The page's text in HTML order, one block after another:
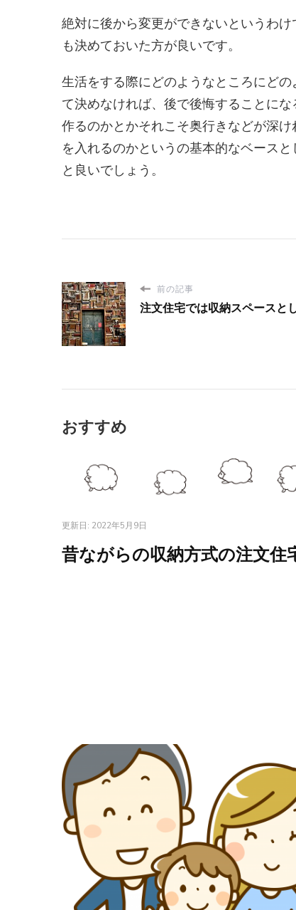
絶対に後から変更ができないというわ
も決めておいた方が良いです。
生活をする際にどのようなところにど
て決めなければ、後で後悔することに
作るのかとかそれこそ奥行きなどが深
を入れるのかというの基本的なベース
と良いでしょう。
前の記事
注文住宅では収納スペースと
おすすめ
更新日: 2022年5月9日
昔ながらの収納方式の注文住